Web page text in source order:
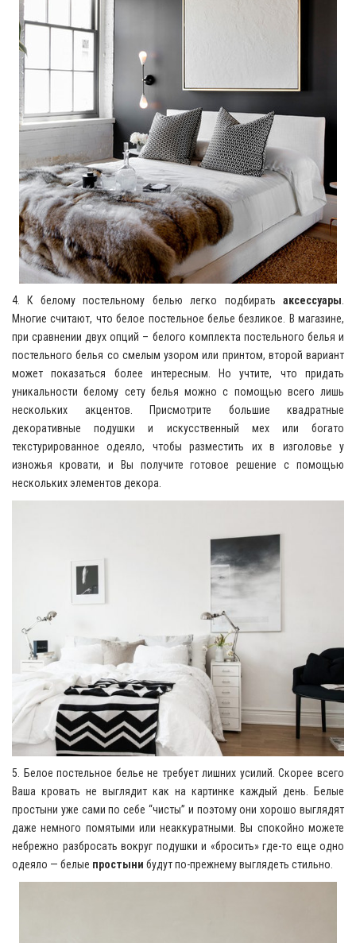
4. К белому постельному белью легко подбирать аксессуары
Многие считают, что белое постельное белье безликое. В магазине,
при сравнении двух опций – белого комплекта постельного белья и
постельного белья со смелым узором или принтом, второй вариант
может показаться более интересным. Но учтите, что придать
уникальности белому сету белья можно с помощью всего лишь
нескольких акцентов. Присмотрите большие квадратные
декоративные подушки и искусственный мех или богато
текстурированное одеяло, чтобы разместить их в изголовье у
изножья кровати, и Вы получите готовое решение с помощью
нескольких элементов декора.
5. Белое постельное белье не требует лишних усилий. Скорее всего
Ваша кровать не выглядит как на картинке каждый день. Белые
простыни уже сами по себе “чисты” и поэтому они хорошо выглядят
даже немного помятыми или неаккуратными. Вы спокойно можете
небрежно разбросать вокруг подушки и «бросить» где-то еще одно
одеяло — белые простыни будут по-прежнему выглядеть стильно.